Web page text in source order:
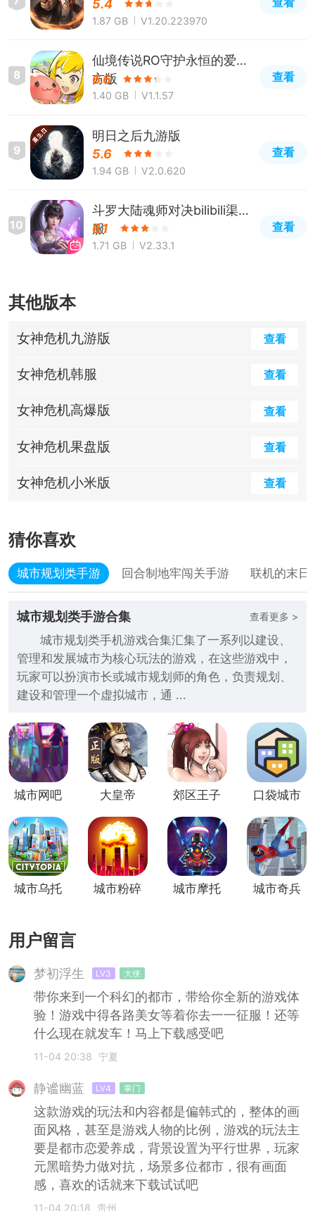
5.4
1.87 GB V1.20.223970
8
仙境传说RO守护永恒的爱官
方版
6.6
1.40 GB V1.1.57
查看
9
明日之后九游版
5.6
1.94 GB V2.0.620
查看
10
斗罗大陆魂师对决bilibili渠道
服
6.1
1.71 GB V2.33.1
查看
其他版本
女神危机九游版 查看
女神危机韩服 查看
女神危机高爆版 查看
女神危机果盘版 查看
女神危机小米版 查看
猜你喜欢
城市规划类手游 回合制地牢闯关手游 联机的末日
城市规划类手游合集 查看更多 >
城市规划类手机游戏合集汇集了一系列以建设、
管理和发展城市为核心玩法的游戏，在这些游戏中，
玩家可以扮演市长或城市规划师的角色，负责规划、
建设和管理一个虚拟城市，通 ...
城市网吧
大皇帝
折一统三
国）
郊区王子
of
Suburbia)
口袋城市
城市乌托
城市粉碎 城市摩托 城市奇兵
用户留言
梦初浮生 LV3 大侠
带你来到一个科幻的都市，带给你全新的游戏体
验！游戏中得各路美女等着你去一一征服！还等
什么现在就发车！马上下载感受吧
11-04 20:38 宁夏
静谧幽蓝 LV4 掌门
这款游戏的玩法和内容都是偏韩式的，整体的画
面风格，甚至是游戏人物的比例，游戏的玩法主
要是都市恋爱养成，背景设置为平行世界，玩家
元黑暗势力做对抗，场景多位都市，很有画面
感，喜欢的话就来下载试试吧
11-04 20:18 贵州